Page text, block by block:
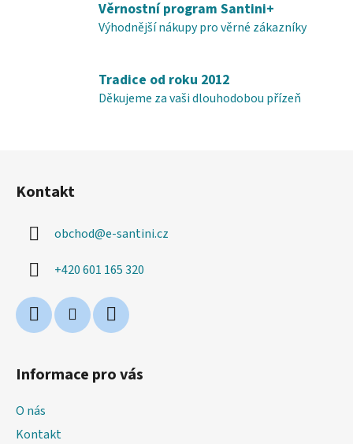
y
v
p
i
s
Věrnostní program Santini+
Výhodnější nákupy pro věrné zákazníky
Tradice od roku 2012
Děkujeme za vaši dlouhodobou přízeň
Kontakt
obchod@e-santini.cz
+420 601 165 320
Informace pro vás
O nás
Kontakt